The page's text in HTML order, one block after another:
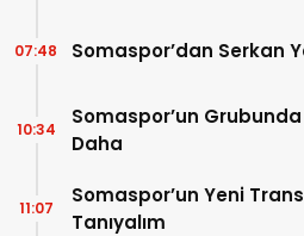
Somaspor’dan Serkan
07:48
Somaspor’un
Daha
10:34
Somaspor’un Yeni
Tanıyalım
11:07